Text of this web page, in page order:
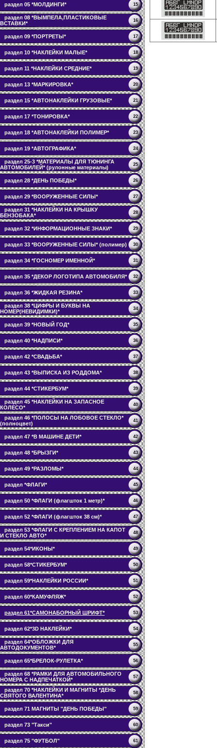
раздел 05 *МОЛДИНГИ* 15
раздел 08 *ВЫМПЕЛА,ПЛАСТИКОВЫЕ
ВСТАВКИ*
16
раздел 09 *ПОРТРЕТЫ* 17
раздел 10 *НАКЛЕЙКИ МАЛЫЕ* 18
раздел 11 *НАКЛЕЙКИ СРЕДНИЕ* 19
раздел 13 *МАРКИРОВКА* 20
раздел 15 *АВТОНАКЛЕЙКИ ГРУЗОВЫЕ* 21
раздел 17 *ТОНИРОВКА* 22
раздел 18 *АВТОНАКЛЕЙКИ ПОЛИМЕР* 23
раздел 19 *АВТОГРАФИКА* 24
раздел 25-3 *МАТЕРИАЛЫ ДЛЯ ТЮНИНГА
АВТОМОБИЛЕЙ* (рулонные материалы)
25
раздел 28 *ДЕНЬ ПОБЕДЫ* 26
раздел 29 *ВООРУЖЕННЫЕ СИЛЫ* 27
раздел 31 *НАКЛЕЙКИ НА КРЫШКУ
БЕНЗОБАКА*
28
раздел 32 *ИНФОРМАЦИОННЫЕ ЗНАКИ* 29
раздел 33 *ВООРУЖЕННЫЕ СИЛЫ* (полимер) 30
раздел 34 *ГОСНОМЕР ИМЕННОЙ* 31
раздел 35 *ДЕКОР ЛОГОТИПА АВТОМОБИЛЯ* 32
раздел 36 *ЖИДКАЯ РЕЗИНА* 33
раздел 38 *ЦИФРЫ И БУКВЫ НА
НОМЕР(НЕВИДИМКИ)*
34
раздел 39 *НОВЫЙ ГОД* 35
раздел 40 *НАДПИСИ* 36
раздел 42 *СВАДЬБА* 37
раздел 43 *ВЫПИСКА ИЗ РОДДОМА* 38
раздел 44 *СТИКЕРБУМ* 39
раздел 45 *НАКЛЕЙКИ НА ЗАПАСНОЕ
КОЛЕСО*
40
раздел 46 *ПОЛОСЫ НА ЛОБОВОЕ СТЕКЛО*
(полноцвет)
41
раздел 47 *В МАШИНЕ ДЕТИ* 42
раздел 48 *БРЫЗГИ* 43
раздел 49 *РАЗЛОМЫ* 44
раздел *ФЛАГИ* 45
раздел 50 *ФЛАГИ (флагшток 1 метр)* 46
раздел 52 *ФЛАГИ (флагшток 38 см)* 47
раздел 53 *ФЛАГИ С КРЕПЛЕНИЕМ НА КАПОТ
И СТЕКЛО АВТО*
48
раздел 54*ИКОНЫ* 49
раздел 58*СТИКЕРБУМ* 50
раздел 59*НАКЛЕЙКИ РОССИИ* 51
раздел 60*КАМУФЛЯЖ* 52
раздел 61*САМОНАБОРНЫЙ ШРИФТ* 53
раздел 62*3D НАКЛЕЙКИ* 54
раздел 64*ОБЛОЖКИ ДЛЯ
АВТОДОКУМЕНТОВ*
55
раздел 65*БРЕЛОК-РУЛЕТКА* 56
раздел 68 *РАМКИ ДЛЯ АВТОМОБИЛЬНОГО
НОМЕРА С НАДПЕЧАТКОЙ*
57
раздел 70 *НАКЛЕЙКИ И МАГНИТЫ *ДЕНЬ
СВЯТОГО ВАЛЕНТИНА*
58
раздел 71 МАГНИТЫ "ДЕНЬ ПОБЕДЫ" 59
раздел 73 "Такси" 60
раздел 75 "ФУТБОЛ" 61